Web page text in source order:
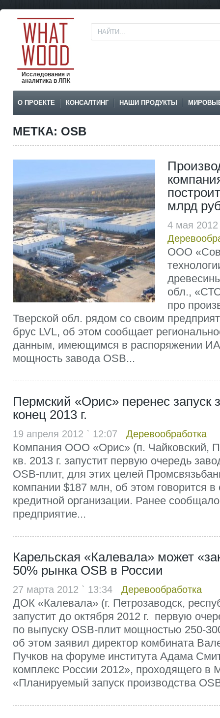
Исследования и
аналитика в ЛПК
О ПРОЕКТЕ КОНСАЛТИНГ НАШИ ПРОДУКТЫ
МЕТКА: OSB
млрд
4 мая
ООО
обл.,
про
Тверской обл. рядом со своим
брус LVL, об этом сообщает
данным, имеющимся в распоряжении
мощность завода OSB...
Пермский «Орис» перенес запуск
конец 2013 г.
19 апреля 2012 ` 12:07 Деревообработка
Компания ООО «Орис» (п. Чайковский,
кв. 2013 г. запустит первую очередь
OSB-плит, для этих целей
компании $187 млн, об этом говорится
кредитной организации. Ранее
предприятие...
Карельская «Калевала» может
50% рынка OSB в России
27 марта 2012 ` 13:34 Деревообработка
ДОК «Калевала» (г. Петрозаводск,
запустит до октября 2012 г. первую
по выпуску OSB-плит мощностью 250-
об этом заявил директор комбината
Пучков на форуме института Адама
комплекс России 2012», проходящего в
«Планируемый запуск производства